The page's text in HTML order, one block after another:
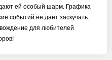
ей особый шарм. Графика
событий не даёт заскучать.
для любителей